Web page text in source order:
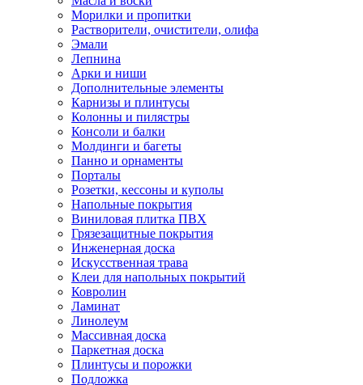
Морилки и пропитки
Растворители, очистители, олифа
Эмали
Лепнина
Арки и ниши
Дополнительные элементы
Карнизы и плинтусы
Колонны и пилястры
Консоли и балки
Молдинги и багеты
Панно и орнаменты
Порталы
Розетки, кессоны и куполы
Напольные покрытия
Виниловая плитка ПВХ
Грязезащитные покрытия
Инженерная доска
Искусственная трава
Клеи для напольных покрытий
Ковролин
Ламинат
Линолеум
Массивная доска
Паркетная доска
Плинтусы и порожки
Подложка